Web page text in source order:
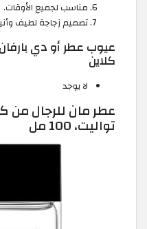
مناسب لجميع الأوقات.
تصميم زجاجة لطيف
عيوب عطر أو دي
كلاين
لا يوجد
عطر مان للرجال من
تواليت، 100 مل